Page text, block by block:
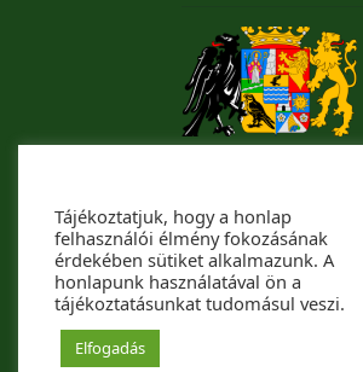
Tájékoztatjuk, hogy a honlap
felhasználói élmény fokozásának
érdekében sütiket alkalmazunk. A
honlapunk használatával ön a
tájékoztatásunkat tudomásul veszi.
Elfogadás